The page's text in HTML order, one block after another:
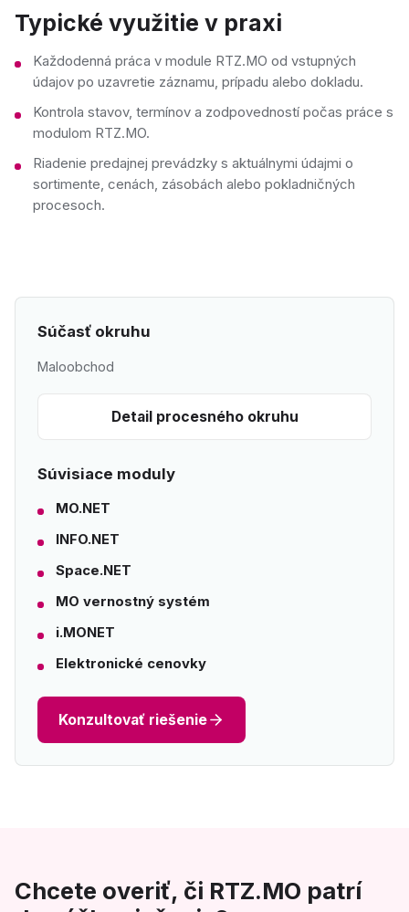
Typické využitie v praxi
Každodenná práca v module RTZ.MO od vstupných
údajov po uzavretie záznamu, prípadu alebo dokladu.
Kontrola stavov, termínov a zodpovedností počas práce s
modulom RTZ.MO.
Riadenie predajnej prevádzky s aktuálnymi údajmi o
sortimente, cenách, zásobách alebo pokladničných
procesoch.
Súčasť okruhu
Maloobchod
Detail procesného okruhu
Súvisiace moduly
MO.NET
INFO.NET
Space.NET
MO vernostný systém
i.MONET
Elektronické cenovky
Konzultovať riešenie
Chcete overiť, či RTZ.MO patrí